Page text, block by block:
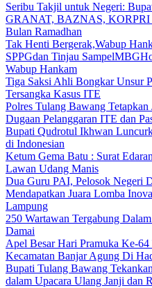
Seribu Takjil untuk Negeri:
GRANAT, BAZNAS, KORPRI
Bulan Ramadhan
Tak Henti Bergerak,Wabup
SPPGdan Tinjau
Wabup Hankam
Tiga Saksi Ahli Bongkar Unsur
Tersangka Kasus ITE
Polres Tulang Bawang Tetapkan
Dugaan Pelanggaran ITE dan
Bupati Qudrotul Ikhwan
di Indonesian
Ketum Gema Batu : Surat
Lawan Udang Manis
Dua Guru PAI, Pelosok Negeri
Mendapatkan Juara Lomba
Lampung
250 Wartawan Tergabung
Damai
Apel Besar Hari Pramuka Ke-
Kecamatan Banjar Agung Di
Bupati Tulang Bawang
dalam Upacara Ulang Janji dan